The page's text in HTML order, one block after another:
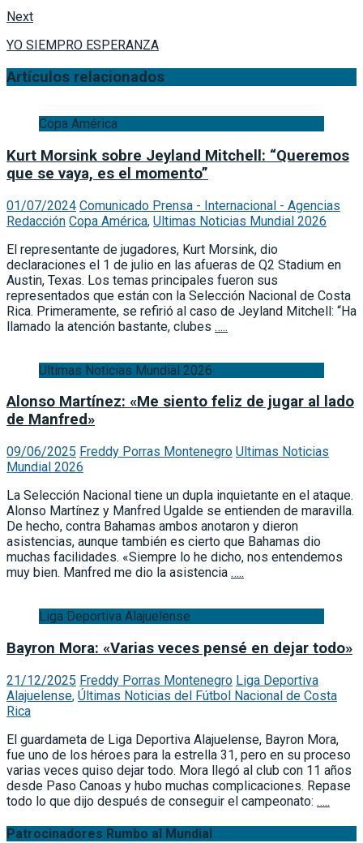
Next
YO SIEMPRO ESPERANZA
Artículos relacionados
Copa América
Kurt Morsink sobre Jeyland Mitchell: “Queremos
que se vaya, es el momento”
01/07/2024 Comunicado Prensa - Internacional - Agencias
Redacción Copa América, Ultimas Noticias Mundial 2026
El representante de jugadores, Kurt Morsink, dio
declaraciones el 1 de julio en las afueras de Q2 Stadium en
Austin, Texas. Los temas principales fueron sus
representados que están con la Selección Nacional de Costa
Rica. Primeramente, se refirió al caso de Jeyland Mitchell: “Ha
llamado la atención bastante, clubes …..
Ultimas Noticias Mundial 2026
Alonso Martínez: «Me siento feliz de jugar al lado
de Manfred»
09/06/2025 Freddy Porras Montenegro Ultimas Noticias
Mundial 2026
La Selección Nacional tiene un dupla inquietante en el ataque.
Alonso Martínez y Manfred Ugalde se entienden de maravilla.
De hecho, contra Bahamas ambos anotaron y dieron
asistencias, aunque también es cierto que Bahamas dio
muchas facilidades. «Siempre lo he dicho, nos entendemos
muy bien. Manfred me dio la asistencia …..
Liga Deportiva Alajuelense
Bayron Mora: «Varias veces pensé en dejar todo»
21/12/2025 Freddy Porras Montenegro Liga Deportiva
Alajuelense, Últimas Noticias del Fútbol Nacional de Costa
Rica
El guardameta de Liga Deportiva Alajuelense, Bayron Mora,
fue uno de los héroes para la estrella 31, pero en su proceso
varias veces quiso dejar todo. Mora llegó al club con 11 años
desde Paso Canoas y hubo muchas complicaciones. Repase
todo lo que dijo después de conseguir el campeonato: …..
Patrocinadores Rumbo al Mundial